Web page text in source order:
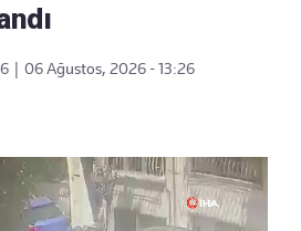
| 06 Ağustos, 2026 - 13:26